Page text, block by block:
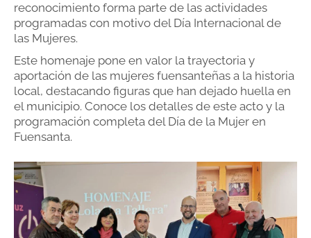
reconocimiento forma parte de las actividades
programadas con motivo del Día Internacional de
las Mujeres.
Este homenaje pone en valor la trayectoria y
aportación de las mujeres fuensanteñas a la historia
local, destacando figuras que han dejado huella en
el municipio. Conoce los detalles de este acto y la
programación completa del Día de la Mujer en
Fuensanta.